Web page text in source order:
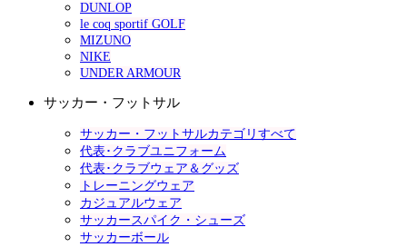
DUNLOP
le coq sportif GOLF
MIZUNO
NIKE
UNDER ARMOUR
サッカー・フットサル
サッカー・フットサルカテゴリすべて
代表･クラブユニフォーム
代表･クラブウェア＆グッズ
トレーニングウェア
カジュアルウェア
サッカースパイク・シューズ
サッカーボール